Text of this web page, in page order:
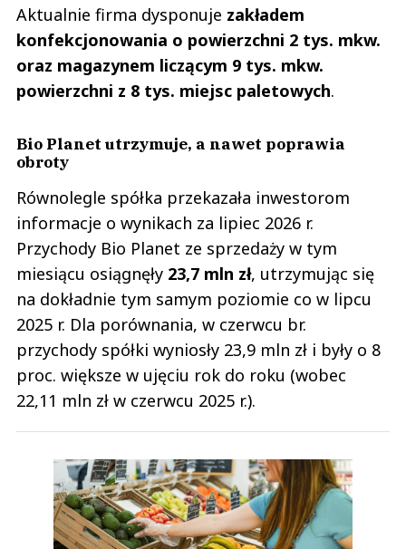
Aktualnie firma dysponuje zakładem
konfekcjonowania o powierzchni 2 tys. mkw.
oraz magazynem liczącym 9 tys. mkw.
powierzchni z 8 tys. miejsc paletowych.
Bio Planet utrzymuje, a nawet poprawia
obroty
Równolegle spółka przekazała inwestorom
informacje o wynikach za lipiec 2026 r.
Przychody Bio Planet ze sprzedaży w tym
miesiącu osiągnęły 23,7 mln zł, utrzymując się
na dokładnie tym samym poziomie co w lipcu
2025 r. Dla porównania, w czerwcu br.
przychody spółki wyniosły 23,9 mln zł i były o 8
proc. większe w ujęciu rok do roku (wobec
22,11 mln zł w czerwcu 2025 r.).